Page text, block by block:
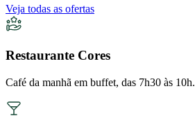
Veja todas as ofertas
Restaurante Cores
Café da manhã em buffet, das 7h30 às 10h.